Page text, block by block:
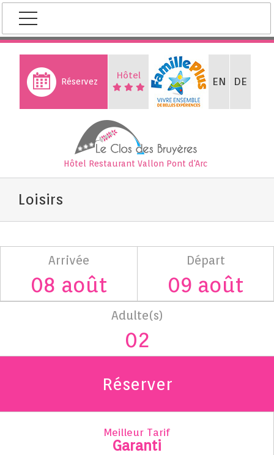
Skip
content
Réservez
Hôtel EN DE
Hôtel Restaurant Vallon Pont d'Arc
Loisirs
Arrivée Départ
Adulte(s)
Réserver
Meilleur Tarif
Garanti